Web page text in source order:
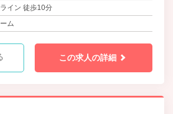
イン 徒歩10分
ム
この求人の詳細